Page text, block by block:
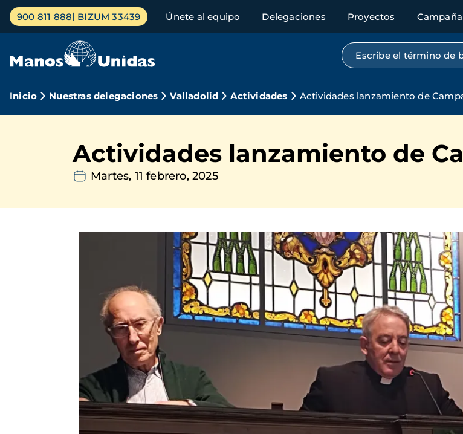
Pasar
contenido
Menú
principal
900 811 888 BIZUM 33439 Únete al equipo Delegaciones Proyectos
Búsqueda por texto
Ruta
navegación
Inicio Nuestras delegaciones Valladolid Actividades Actividades lanzamiento de
Actividades lanzamiento de
Martes, 11 febrero, 2025